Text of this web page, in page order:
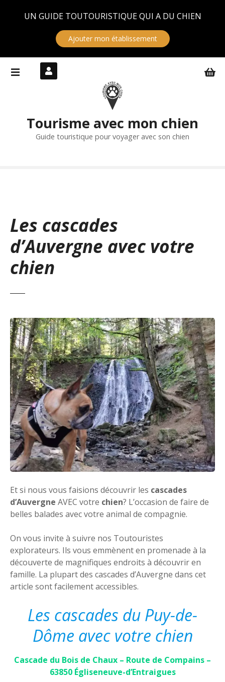
UN GUIDE TOUTOURISTIQUE QUI A DU CHIEN
Ajouter mon établissement
Tourisme avec mon chien
Guide touristique pour voyager avec son chien
Les cascades
d’Auvergne avec votre
chien
Et si nous vous faisions découvrir les cascades
d’Auvergne AVEC votre chien? L’occasion de faire de
belles balades avec votre animal de compagnie.
On vous invite à suivre nos Toutouristes
explorateurs. Ils vous emmènent en promenade à la
découverte de magnifiques endroits à découvrir en
famille. La plupart des cascades d’Auvergne dans cet
article sont facilement accessibles.
Les cascades du Puy-de-
Dôme avec votre chien
Cascade du Bois de Chaux – Route de Compains –
63850 Égliseneuve-d’Entraigues